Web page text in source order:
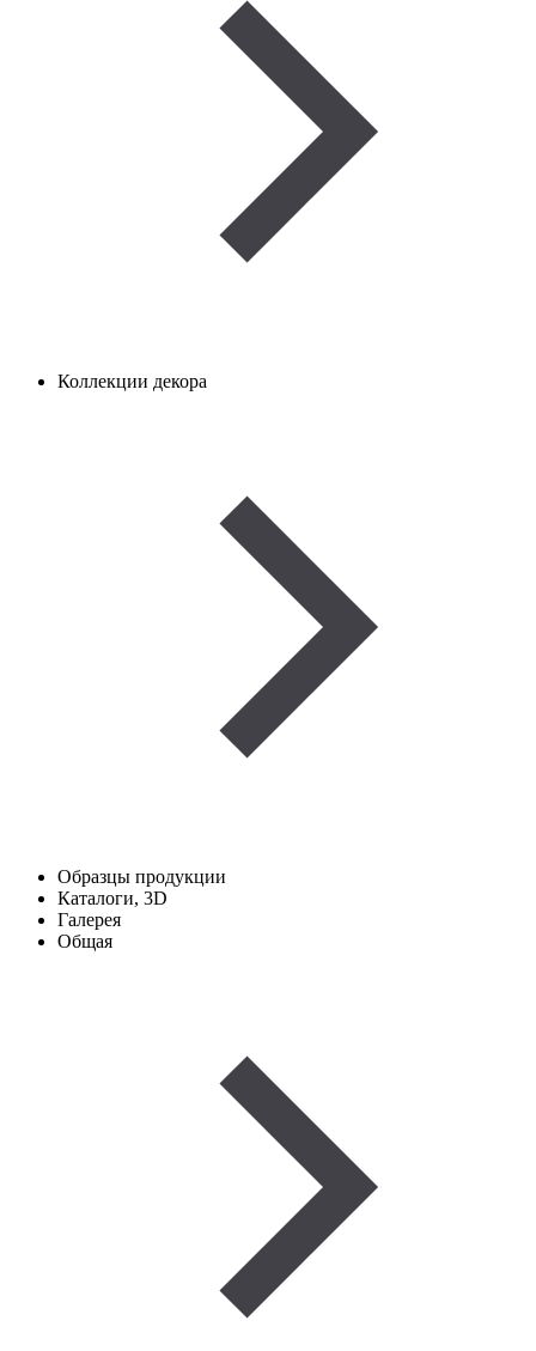
Коллекции декора
Образцы продукции
Каталоги, 3D
Галерея
Общая